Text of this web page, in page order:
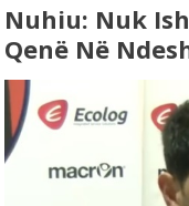
Nuhiu: Nuk
Qenë Në